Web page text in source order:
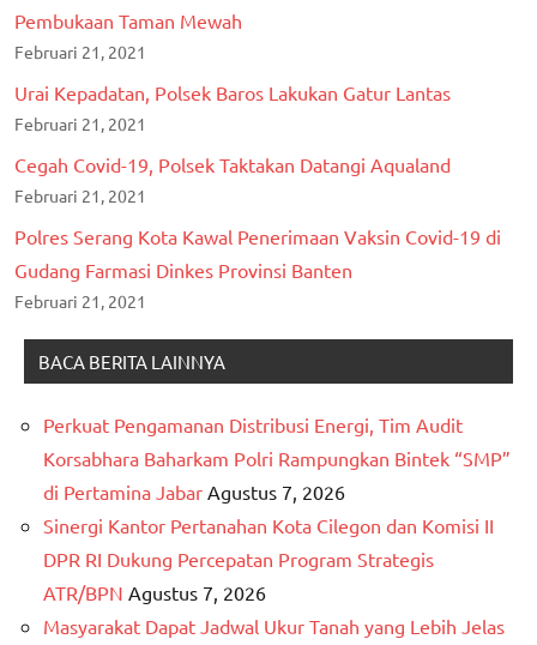
Pembukaan Taman Mewah
Februari 21, 2021
Urai Kepadatan, Polsek Baros Lakukan Gatur Lantas
Februari 21, 2021
Cegah Covid-19, Polsek Taktakan Datangi Aqualand
Februari 21, 2021
Polres Serang Kota Kawal Penerimaan Vaksin Covid-19 di
Gudang Farmasi Dinkes Provinsi Banten
Februari 21, 2021
BACA BERITA LAINNYA
Perkuat Pengamanan Distribusi Energi, Tim Audit
Korsabhara Baharkam Polri Rampungkan Bintek “SMP”
di Pertamina Jabar Agustus 7, 2026
Sinergi Kantor Pertanahan Kota Cilegon dan Komisi II
DPR RI Dukung Percepatan Program Strategis
ATR/BPN Agustus 7, 2026
Masyarakat Dapat Jadwal Ukur Tanah yang Lebih Jelas